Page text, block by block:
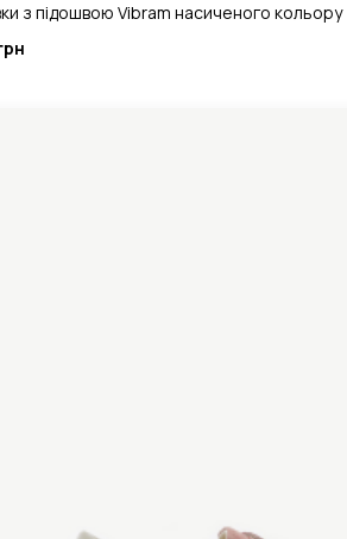
з підошвою Vibram насиченого кольору